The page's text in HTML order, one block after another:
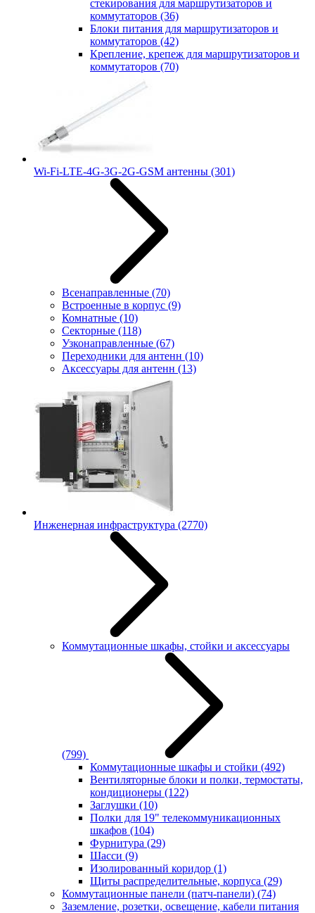
стекирования для маршрутизаторов и
коммутаторов (36)
Блоки питания для маршрутизаторов и
коммутаторов (42)
Крепление, крепеж для маршрутизаторов и
коммутаторов (70)
Wi-Fi-LTE-4G-3G-2G-GSM антенны (301)
Всенаправленные (70)
Встроенные в корпус (9)
Комнатные (10)
Секторные (118)
Узконаправленные (67)
Переходники для антенн (10)
Аксессуары для антенн (13)
Инженерная инфраструктура (2770)
Коммутационные шкафы, стойки и аксессуары
(799)
Коммутационные шкафы и стойки (492)
Вентиляторные блоки и полки, термостаты,
кондиционеры (122)
Заглушки (10)
Полки для 19" телекоммуникационных
шкафов (104)
Фурнитура (29)
Шасси (9)
Изолированный коридор (1)
Щиты распределительные, корпуса (29)
Коммутационные панели (патч-панели) (74)
Заземление, розетки, освещение, кабели питания